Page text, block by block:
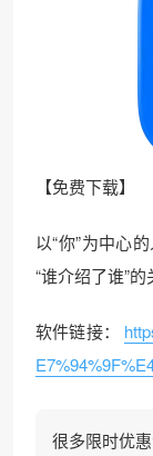
【免费下载】
以“你”为中心
“谁介绍了谁”的
软件链接：
很多限时优